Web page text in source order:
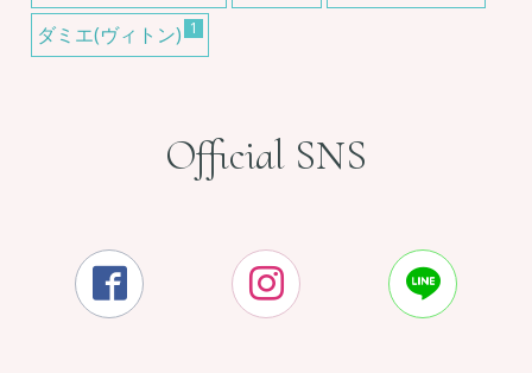
ダミエ(ヴィトン) 1
Official SNS
  